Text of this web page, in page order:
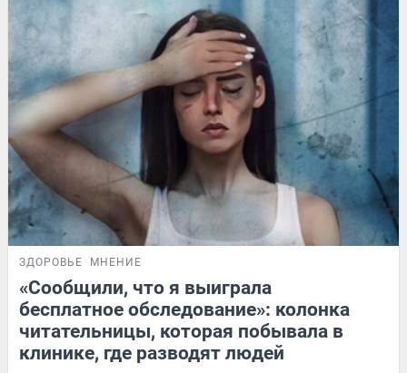
ЗДОРОВЬЕ МНЕНИЕ
«Сообщили, что я выиграла
бесплатное обследование»: колонка
читательницы, которая побывала в
клинике, где разводят людей